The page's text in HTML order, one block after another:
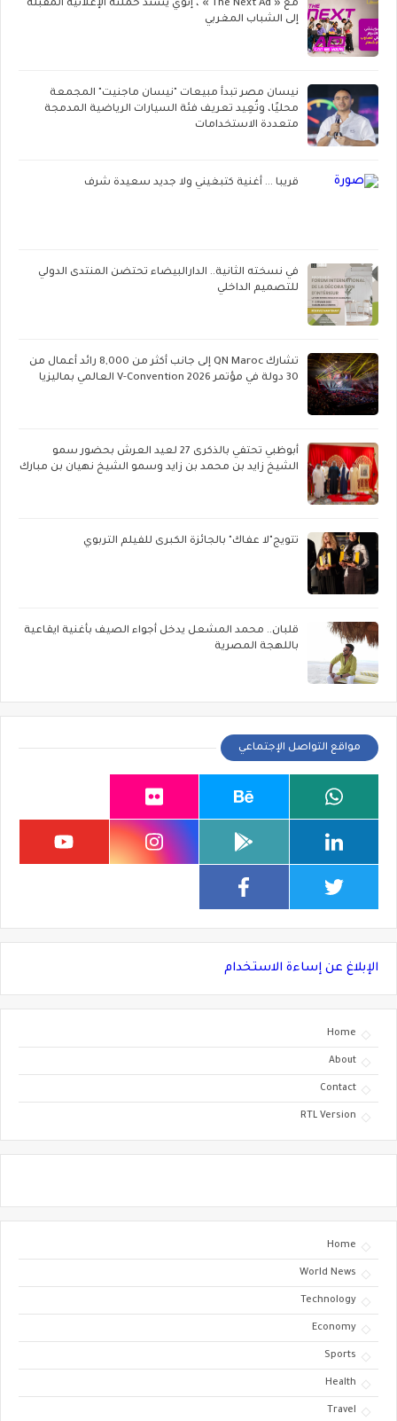
مع « The Next Ad » ، إنوي يُسند حملته الإعلانية المقبلة
إلى الشباب المغربي
نيسان مصر تبدأ مبيعات "نيسان ماجنيت" المجمعة
محليًا، وتُعِيد تعريف فئة السيارات الرياضية المدمجة
متعددة الاستخدامات
قريبا ... أغنية كتبغيني ولا جديد سعيدة شرف
في نسخته الثانية.. الدارالبيضاء تحتضن المنتدى الدولي
للتصميم الداخلي
تشارك QN Maroc إلى جانب أكثر من 8,000 رائد أعمال من
30 دولة في مؤتمر V-Convention 2026 العالمي بماليزيا
أبوظبي تحتفي بالذكرى 27 لعيد العرش بحضور سمو
الشيخ زايد بن محمد بن زايد وسمو الشيخ نهيان بن مبارك
تتويج"لا عفاك" بالجائزة الكبرى للفيلم التربوي
قلبان.. محمد المشعل يدخل أجواء الصيف بأغنية ايقاعية
باللهجة المصرية
مواقع التواصل الإجتماعي
الإبلاغ عن إساءة الاستخدام
Home
About
Contact
RTL Version
Home
World News
Technology
Economy
Sports
Health
Travel